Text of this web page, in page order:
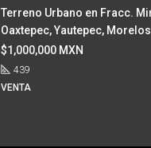
Terreno Urbano en Fracc.
Oaxtepec, Yautepec,
$1,000,000 MXN
439
VENTA